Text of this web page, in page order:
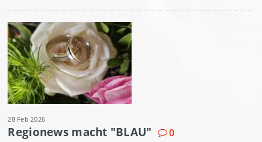
28 Feb 2026
Regionews macht "BLAU" 0